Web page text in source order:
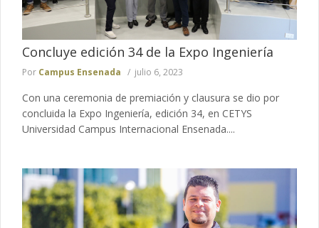
Concluye edición 34 de la Expo Ingeniería
Por Campus Ensenada julio 6, 2023
Con una ceremonia de premiación y clausura se dio por
concluida la Expo Ingeniería, edición 34, en CETYS
Universidad Campus Internacional Ensenada....